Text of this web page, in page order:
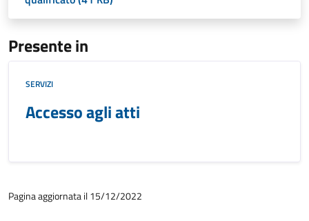
Presente in
SERVIZI
Accesso agli atti
Pagina aggiornata il 15/12/2022